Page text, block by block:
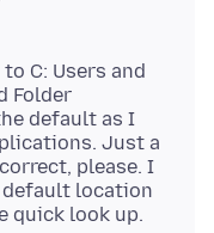
C: Users and
Folder
default as I
Just a
please. I
location